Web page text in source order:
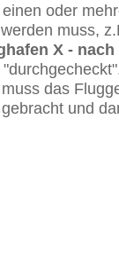
oder
muss,
X -
das
und